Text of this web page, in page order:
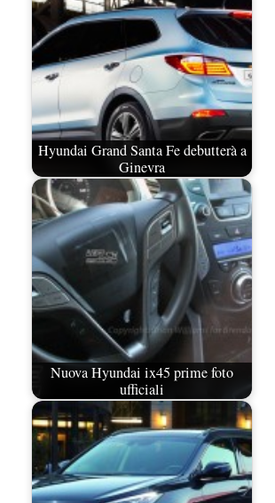
Hyundai Grand Santa Fe debutterà a
Ginevra
Nuova Hyundai ix45 prime foto
ufficiali